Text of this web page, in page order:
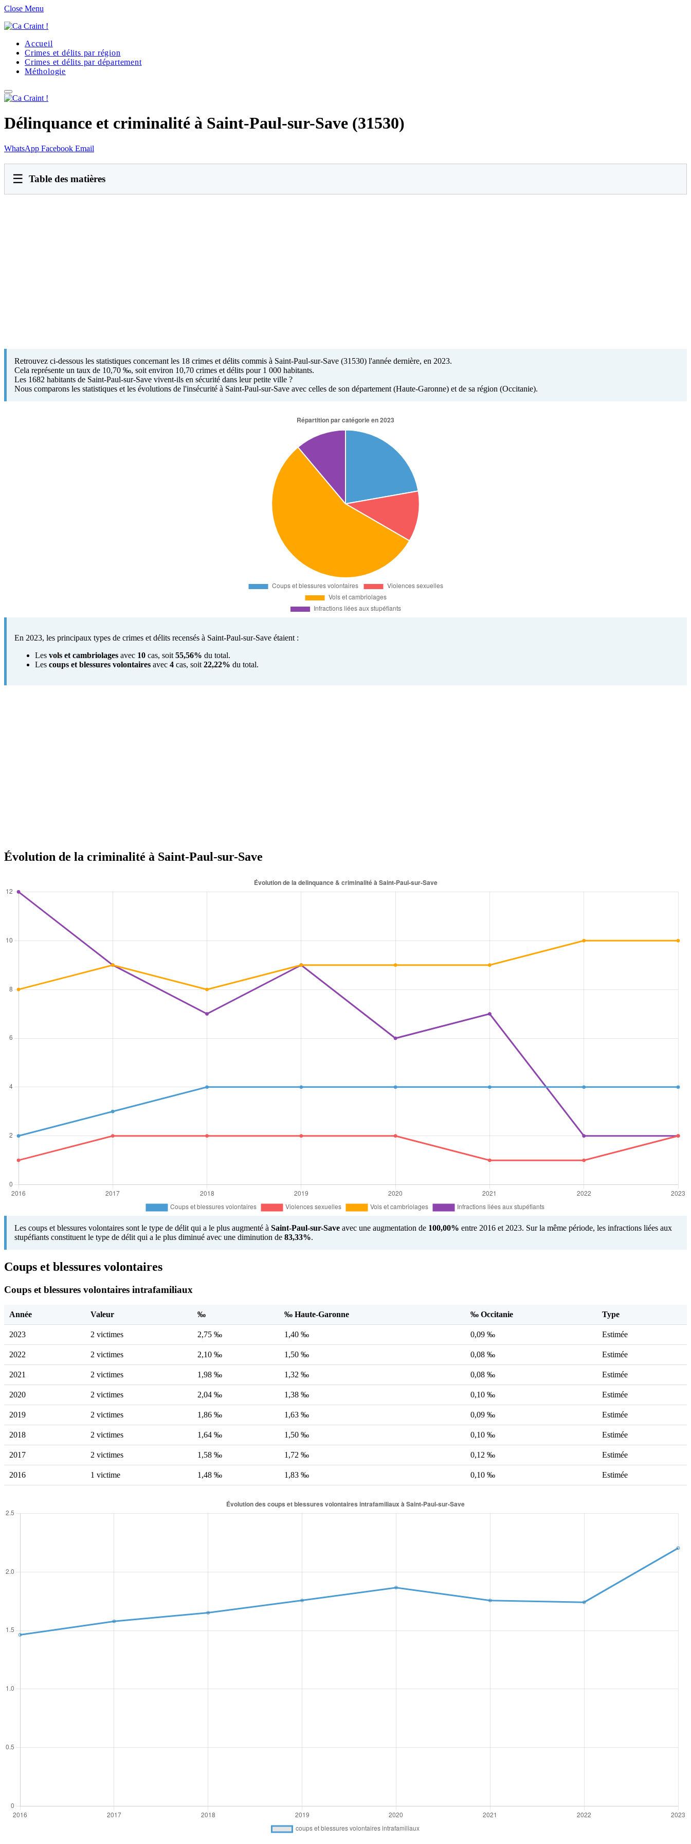
Close Menu
Accueil
Crimes et délits par région
Crimes et délits par département
Méthologie
Délinquance et criminalité à Saint-Paul-sur-Save (31530)
WhatsApp Facebook Email
☰ Table des matières
Retrouvez ci-dessous les statistiques concernant les 18 crimes et délits commis à Saint-Paul-sur-Save (31530) l'année dernière, en 2023.
Cela représente un taux de 10,70 ‰, soit environ 10,70 crimes et délits pour 1 000 habitants.
Les 1682 habitants de Saint-Paul-sur-Save vivent-ils en sécurité dans leur petite ville ?
Nous comparons les statistiques et les évolutions de l'insécurité à Saint-Paul-sur-Save avec celles de son département (Haute-Garonne) et de sa région (Occitanie).
En 2023, les principaux types de crimes et délits recensés à Saint-Paul-sur-Save étaient :
Les vols et cambriolages avec 10 cas, soit 55,56% du total.
Les coups et blessures volontaires avec 4 cas, soit 22,22% du total.
Évolution de la criminalité à Saint-Paul-sur-Save
Les coups et blessures volontaires sont le type de délit qui a le plus augmenté à Saint-Paul-sur-Save avec une augmentation de 100,00% entre 2016 et 2023. Sur la même période, les infractions liées aux
stupéfiants constituent le type de délit qui a le plus diminué avec une diminution de 83,33%.
Coups et blessures volontaires
Coups et blessures volontaires intrafamiliaux
Année Valeur ‰ ‰ Haute-Garonne ‰ Occitanie Type
2023 2 victimes 2,75 ‰ 1,40 ‰ 0,09 ‰ Estimée
2022 2 victimes 2,10 ‰ 1,50 ‰ 0,08 ‰ Estimée
2021 2 victimes 1,98 ‰ 1,32 ‰ 0,08 ‰ Estimée
2020 2 victimes 2,04 ‰ 1,38 ‰ 0,10 ‰ Estimée
2019 2 victimes 1,86 ‰ 1,63 ‰ 0,09 ‰ Estimée
2018 2 victimes 1,64 ‰ 1,50 ‰ 0,10 ‰ Estimée
2017 2 victimes 1,58 ‰ 1,72 ‰ 0,12 ‰ Estimée
2016 1 victime 1,48 ‰ 1,83 ‰ 0,10 ‰ Estimée